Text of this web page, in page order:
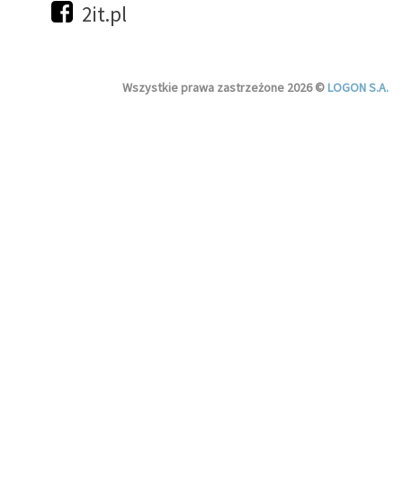
2it.pl
Wszystkie prawa zastrzeżone 2026 ©LOGON S.A.